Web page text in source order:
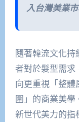
入台灣美業
隨著韓流文化持
者對於髮型需
向更重視「整
圍」的商業美學
新世代美力的指